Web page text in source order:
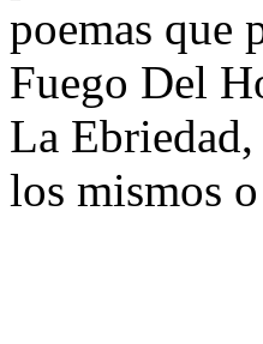
poemas que
Fuego Del
La
los mismos